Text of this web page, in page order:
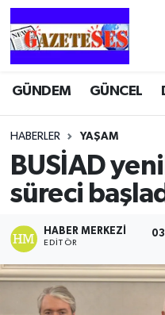
GÜNDEM GÜNCEL
HABERLER YAŞAM
BUSİAD
süreci
HABER MERKEZI
EDITÖR